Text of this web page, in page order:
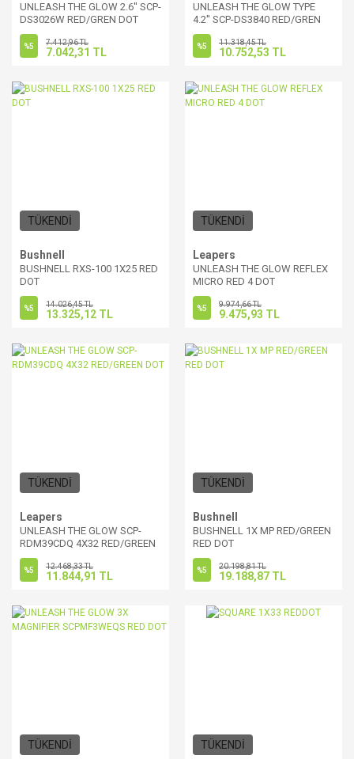
UNLEASH THE GLOW 2.6'' SCP-
DS3026W RED/GREN DOT
%5 7.412,96 TL
7.042,31 TL
UNLEASH THE GLOW TYPE
4.2'' SCP-DS3840 RED/GREN
DOT
%5 11.318,45 TL
10.752,53 TL
TÜKENDİ
Bushnell
BUSHNELL RXS-100 1X25 RED
DOT
%5 14.026,45 TL
13.325,12 TL
TÜKENDİ
Leapers
UNLEASH THE GLOW REFLEX
MICRO RED 4 DOT
%5 9.974,66 TL
9.475,93 TL
TÜKENDİ
Leapers
UNLEASH THE GLOW SCP-
RDM39CDQ 4X32 RED/GREEN
DOT
%5 12.468,33 TL
11.844,91 TL
TÜKENDİ
Bushnell
BUSHNELL 1X MP RED/GREEN
RED DOT
%5 20.198,81 TL
19.188,87 TL
TÜKENDİ TÜKENDİ